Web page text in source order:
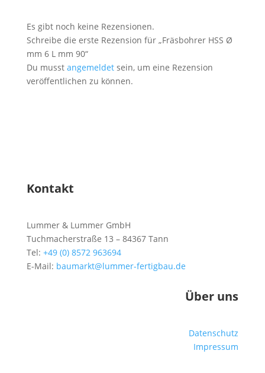
Es gibt noch keine Rezensionen.
Schreibe die erste Rezension für „Fräsbohrer HSS Ø
mm 6 L mm 90“
Du musst angemeldetsein, um eine Rezension
veröffentlichen zu können.
Kontakt
Lummer & Lummer GmbH
Tuchmacherstraße 13 – 84367 Tann
Tel: +49 (0) 8572 963694
E-Mail: baumarkt@lummer-fertigbau.de
Über uns
Datenschutz
Impressum